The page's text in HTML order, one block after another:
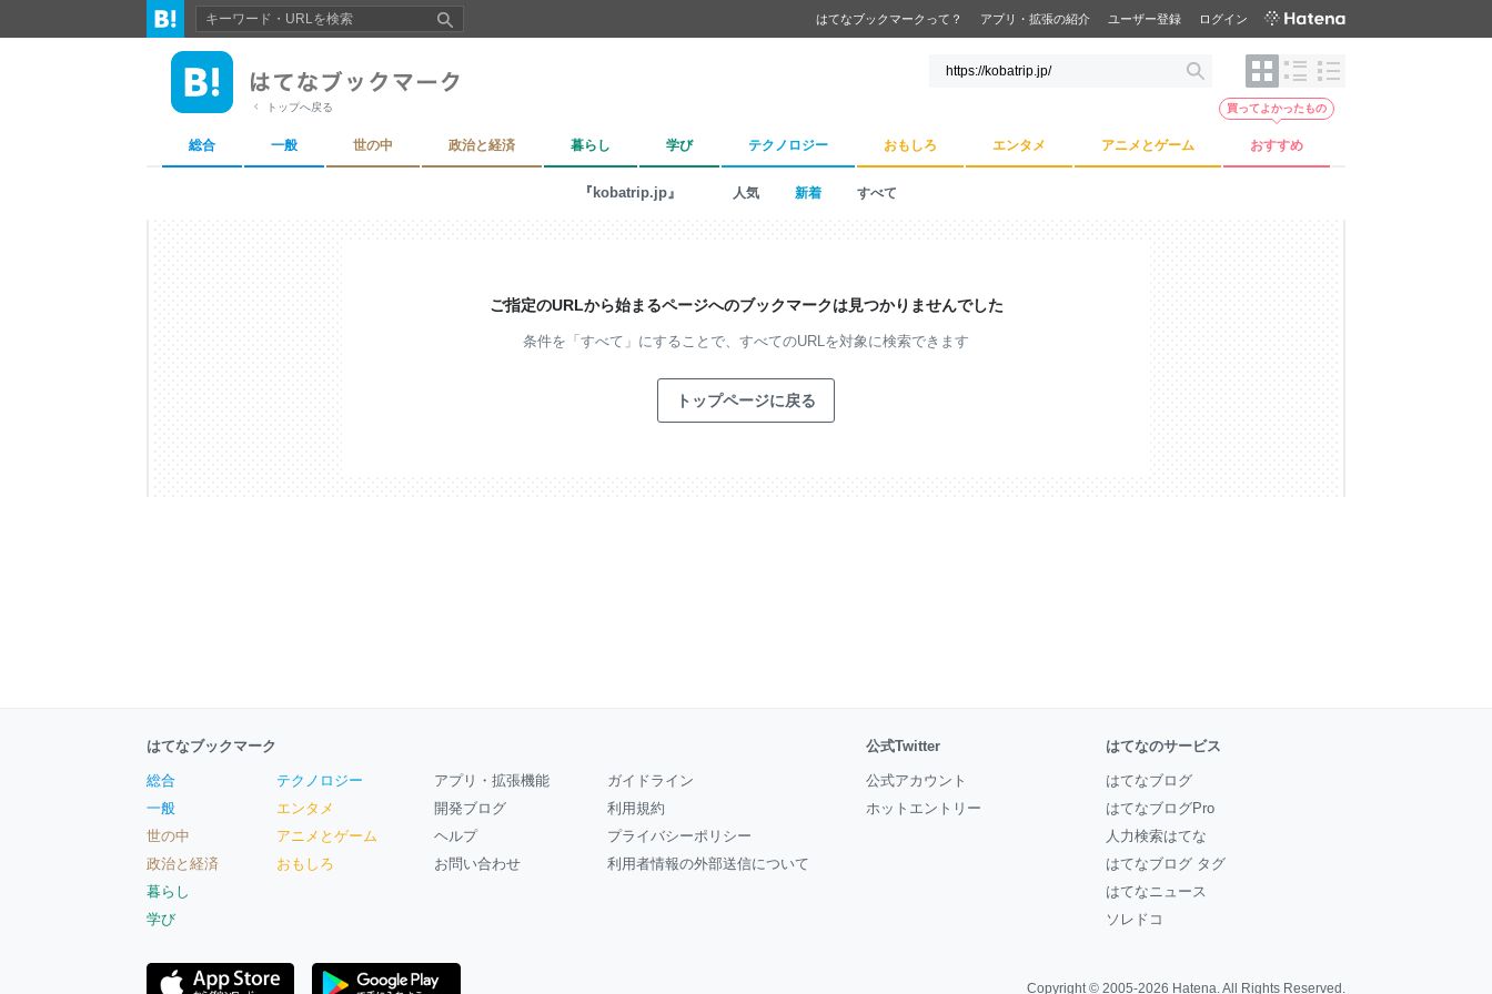
はてなブックマークって？ アプリ・拡張の紹介 ユーザー登録 ログイン
トップへ戻る
総合 一般 世の中 政治と経済 暮らし 学び テクノロジー おもしろ エンタメ アニメとゲーム おすすめ
買ってよかったもの
『kobatrip.jp』 人気 新着 すべて
ご指定のURLから始まるページへのブックマークは見つかりませんでした
条件を「すべて」にすることで、 すべてのURLを対象に検索できます
トップページに戻る
はてなブックマーク
総合
一般
世の中
政治と経済
暮らし
学び
テクノロジー
エンタメ
アニメとゲーム
おもしろ
アプリ・拡張機能
開発ブログ
ヘルプ
お問い合わせ
ガイドライン
利用規約
プライバシーポリシー
利用者情報の外部送信について
公式Twitter
公式アカウント
ホットエントリー
はてなのサービス
はてなブログ
はてなブログPro
人力検索はてな
はてなブログ タグ
はてなニュース
ソレドコ
Copyright © 2005-2026 Hatena. All Rights Reserved.